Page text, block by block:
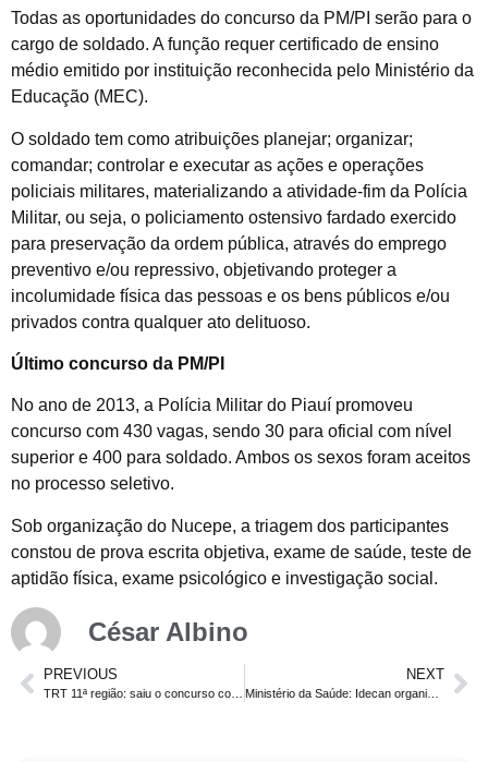
Todas as oportunidades do concurso da PM/PI serão para o
cargo de soldado. A função requer certificado de ensino
médio emitido por instituição reconhecida pelo Ministério da
Educação (MEC).
O soldado tem como atribuições planejar; organizar;
comandar; controlar e executar as ações e operações
policiais militares, materializando a atividade-fim da Polícia
Militar, ou seja, o policiamento ostensivo fardado exercido
para preservação da ordem pública, através do emprego
preventivo e/ou repressivo, objetivando proteger a
incolumidade física das pessoas e os bens públicos e/ou
privados contra qualquer ato delituoso.
Último concurso da PM/PI
No ano de 2013, a Polícia Militar do Piauí promoveu
concurso com 430 vagas, sendo 30 para oficial com nível
superior e 400 para soldado. Ambos os sexos foram aceitos
no processo seletivo.
Sob organização do Nucepe, a triagem dos participantes
constou de prova escrita objetiva, exame de saúde, teste de
aptidão física, exame psicológico e investigação social.
César Albino
PREVIOUS NEXT
Ministério da Saúde: Idecan organizará concurso com 102 vagas.